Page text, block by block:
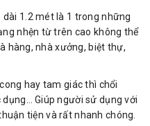
dài 1.2 mét là 1 trong những
nhện từ trên cao không thể
hàng, nhà xưởng, biệt thự,
hay tam giác thì chổi
Giúp người sử dụng với
tiện và rất nhanh chóng.